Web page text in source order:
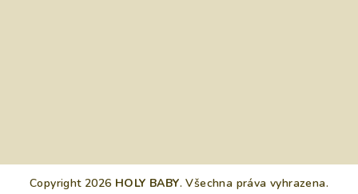
Copyright 2026 HOLY BABY. Všechna práva vyhrazena.